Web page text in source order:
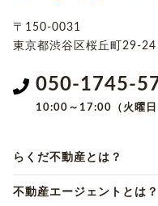
〒150-0031
東京都渋谷区桜丘町29-24
050-1745-
10:00～17:00（火曜日
らくだ不動産とは？
不動産エージェントとは？